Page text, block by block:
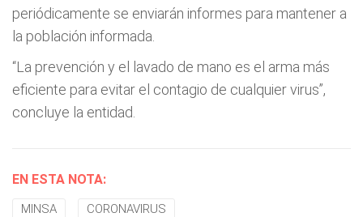
periódicamente se enviarán informes para mantener a
la población informada.
“La prevención y el lavado de mano es el arma más
eficiente para evitar el contagio de cualquier virus”,
concluye la entidad.
EN ESTA NOTA:
MINSA CORONAVIRUS